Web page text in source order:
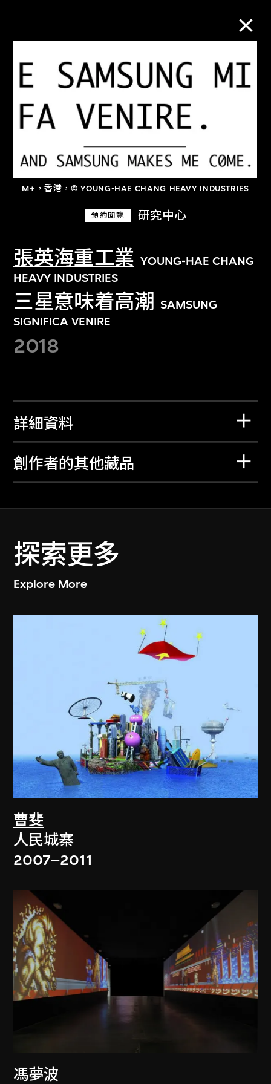
M+，香港，© YOUNG-HAE CHANG HEAVY INDUSTRIES
預約閱覽 研究中心
張英海重工業 YOUNG-HAE CHANG
HEAVY INDUSTRIES
三星意味着高潮
SAMSUNG
SIGNIFICA VENIRE
2018
詳細資料
創作者的其他藏品
探索更多
Explore More
曹斐
人民城寨
2007–2011
馮夢波
M+藏品
進一步篩選
關於M+藏品
探索世界頂級的二十及二十一世紀視覺
文化藏品。